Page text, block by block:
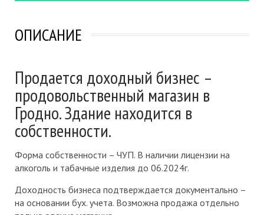
ОПИСАНИЕ
Продается доходный бизнес –
продовольственный магазин в
Гродно. Здание находится в
собственности.
Форма собственности – ЧУП. В наличии лицензии на
алкоголь и табачные изделия до 06.2024г.
Доходность бизнеса подтверждается документально –
на основании бух. учета. Возможна продажа отдельно